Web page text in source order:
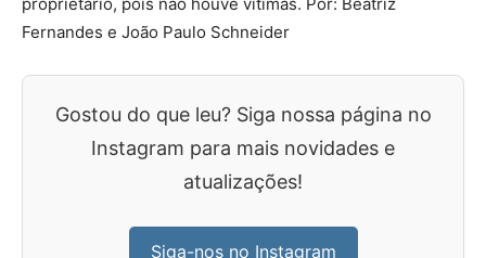
Fernandes e João Paulo Schneider
Gostou do que leu? Siga nossa página no
Instagram para mais novidades e
atualizações!
Siga-nos no Instagram